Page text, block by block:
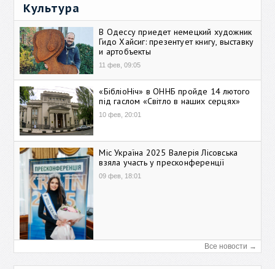
Культура
В Одессу приедет немецкий художник
Гидо Хайсиг: презентует книгу, выставку
и артобъекты
11 фев, 09:05
«БібліоНіч» в ОННБ пройде 14 лютого
під гаслом «Світло в наших серцях»
10 фев, 20:01
Міс Україна 2025 Валерія Лісовська
взяла участь у пресконференції
09 фев, 18:01
Все новости →